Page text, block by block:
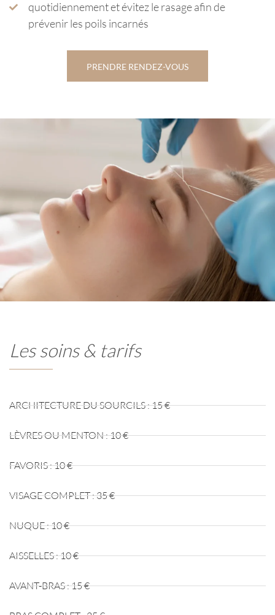
quotidiennement et évitez le rasage afin de
prévenir les poils incarnés
PRENDRE RENDEZ-VOUS
Les soins & tarifs
ARCHITECTURE DU SOURCILS : 15 €
LÈVRES OU MENTON : 10 €
FAVORIS : 10 €
VISAGE COMPLET : 35 €
NUQUE : 10 €
AISSELLES : 10 €
AVANT-BRAS : 15 €